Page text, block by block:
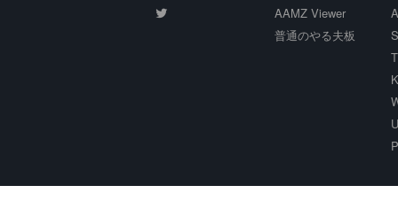
AAMZ Viewer
普通のやる夫板